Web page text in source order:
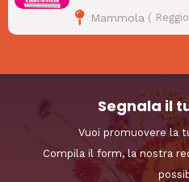
Mammola (
Segnala il
Vuoi promuovere la
Compila il form, la nostra